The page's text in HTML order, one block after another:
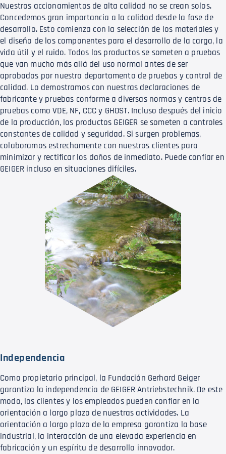
Nuestros accionamientos de alta calidad no se crean solos.
Concedemos gran importancia a la calidad desde la fase de
desarrollo. Esto comienza con la selección de los materiales y
el diseño de los componentes para el desarrollo de la carga, la
vida útil y el ruido. Todos los productos se someten a pruebas
que van mucho más allá del uso normal antes de ser
aprobados por nuestro departamento de pruebas y control de
calidad. Lo demostramos con nuestras declaraciones de
fabricante y pruebas conforme a diversas normas y centros de
pruebas como VDE, NF, CCC y GHOST. Incluso después del inicio
de la producción, los productos GEIGER se someten a controles
constantes de calidad y seguridad. Si surgen problemas,
colaboramos estrechamente con nuestros clientes para
minimizar y rectificar los daños de inmediato. Puede confiar en
GEIGER incluso en situaciones difíciles.
Independencia
Como propietario principal, la Fundación Gerhard Geiger
garantiza la independencia de GEIGER Antriebstechnik. De este
modo, los clientes y los empleados pueden confiar en la
orientación a largo plazo de nuestras actividades. La
orientación a largo plazo de la empresa garantiza la base
industrial, la interacción de una elevada experiencia en
fabricación y un espíritu de desarrollo innovador.